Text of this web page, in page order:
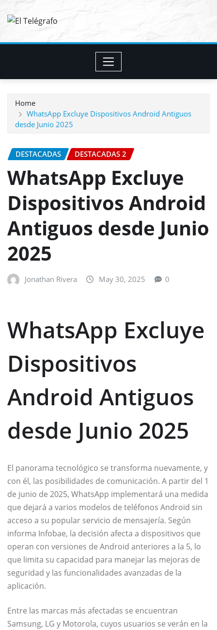
Home
WhatsApp Excluye Dispositivos Android Antiguos
desde Junio 2025
DESTACADAS DESTACADAS 2
WhatsApp Excluye
Dispositivos Android
Antiguos desde Junio
2025
Jonathan Rivera May 30, 2025 0
WhatsApp Excluye
Dispositivos
Android Antiguos
desde Junio 2025
El panorama tecnológico se transforma nuevamente, y
con él, las posibilidades de comunicación. A partir del 1
de junio de 2025, WhatsApp implementará una medida
que dejará a varios modelos de teléfonos Android sin
acceso a su popular servicio de mensajería. Según
informa Infobae, la decisión afecta a dispositivos que
operan con versiones de Android anteriores a la 5, lo
que limita su capacidad para manejar las mejoras de
seguridad y las funcionalidades avanzadas de la
aplicación.
Entre las marcas más afectadas se encuentran
Samsung, LG y Motorola, cuyos usuarios se verán en la